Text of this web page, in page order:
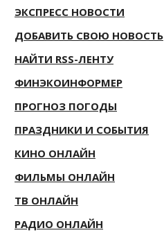
ЭКСПРЕСС НОВОСТИ
ДОБАВИТЬ СВОЮ НОВОСТЬ
НАЙТИ RSS-ЛЕНТУ
ФИНЭКОИНФОРМЕР
ПРОГНОЗ ПОГОДЫ
ПРАЗДНИКИ И СОБЫТИЯ
КИНО ОНЛАЙН
ФИЛЬМЫ ОНЛАЙН
ТВ ОНЛАЙН
РАДИО ОНЛАЙН